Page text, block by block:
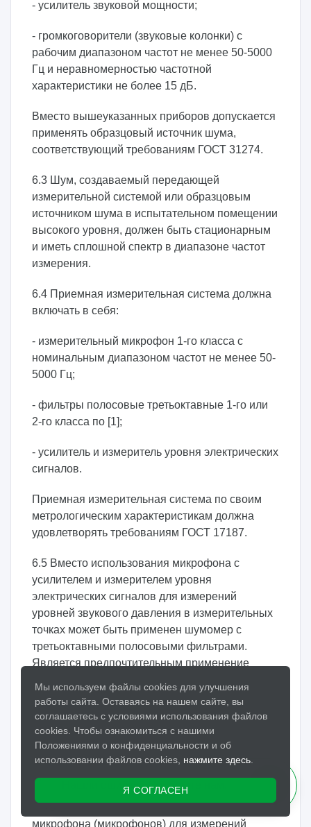
- усилитель звуковой мощности;
- громкоговорители (звуковые колонки) с
рабочим диапазоном частот не менее 50-5000
Гц и неравномерностью частотной
характеристики не более 15 дБ.
Вместо вышеуказанных приборов допускается
применять образцовый источник шума,
соответствующий требованиям ГОСТ 31274.
6.3 Шум, создаваемый передающей
измерительной системой или образцовым
источником шума в испытательном помещении
высокого уровня, должен быть стационарным
и иметь сплошной спектр в диапазоне частот
измерения.
6.4 Приемная измерительная система должна
включать в себя:
- измерительный микрофон 1-го класса с
номинальным диапазоном частот не менее 50-
5000 Гц;
- фильтры полосовые третьоктавные 1-го или
2-го класса по [1];
- усилитель и измеритель уровня электрических
сигналов.
Приемная измерительная система по своим
метрологическим характеристикам должна
удовлетворять требованиям ГОСТ 17187.
6.5 Вместо использования микрофона с
усилителем и измерителем уровня
электрических сигналов для измерений
уровней звукового давления в измерительных
точках может быть применен шумомер с
третьоктавными полосовыми фильтрами.
Является предпочтительным применение
или 2-го класса по ГОСТ 17187.
Примечание - Контролирующие организации
(например, органы госнадзора) имеют право
потребовать применения шумомера
(измерительной системы) только 1-го класса.
микрофона (микрофонов) для измерений
Мы используем файлы cookies для улучшения
работы сайта. Оставаясь на нашем сайте, вы
соглашаетесь с условиями использования файлов
cookies. Чтобы ознакомиться с нашими
Положениями о конфиденциальности и об
использовании файлов cookies, нажмите здесь
Я СОГЛАСЕН